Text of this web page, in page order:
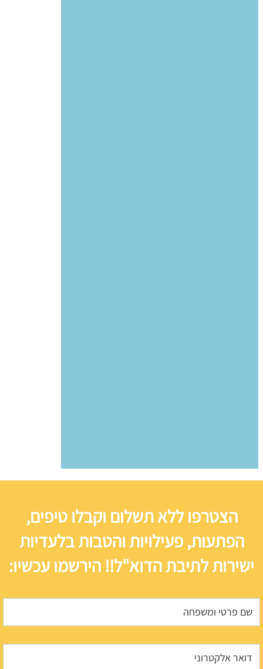
הצטרפו ללא תשלום וקבלו טיפים,
הפתעות, פעילויות והטבות בלעדיות
ישירות לתיבת הדוא"ל!! הירשמו עכשיו: